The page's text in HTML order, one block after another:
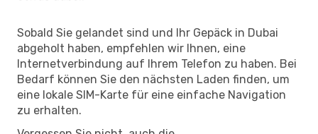
Sobald Sie gelandet sind und Ihr Gepäck in Dubai
abgeholt haben, empfehlen wir Ihnen, eine
Internetverbindung auf Ihrem Telefon zu haben. Bei
Bedarf können Sie den nächsten Laden finden, um
eine lokale SIM-Karte für eine einfache Navigation
zu erhalten.